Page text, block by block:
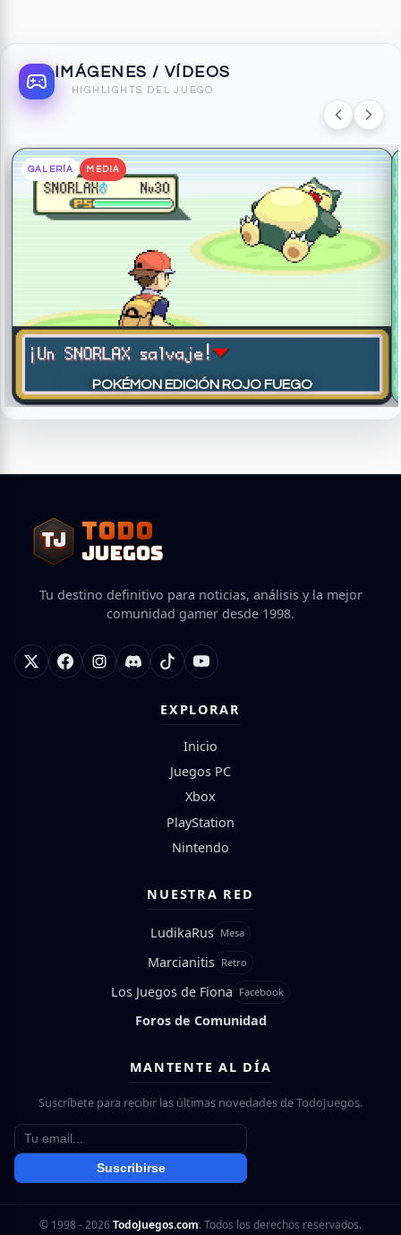
IMÁGENES / VÍDEOS
HIGHLIGHTS DEL JUEGO
GALERÍA MEDIA
POKÉMON EDICIÓN ROJO FUEGO
TJ
TJ TODO
JUEGOS
Tu destino definitivo para noticias, análisis y la mejor
comunidad gamer desde 1998.
EXPLORAR
Inicio
Juegos PC
Xbox
PlayStation
Nintendo
NUESTRA RED
LudikaRus Mesa
Marcianitis Retro
Los Juegos de Fiona Facebook
Foros de Comunidad
MANTENTE AL DÍA
Suscríbete para recibir las últimas novedades de TodoJuegos.
Suscribirse
© 1998 - 2026TodoJuegos.com. Todos los derechos reservados.